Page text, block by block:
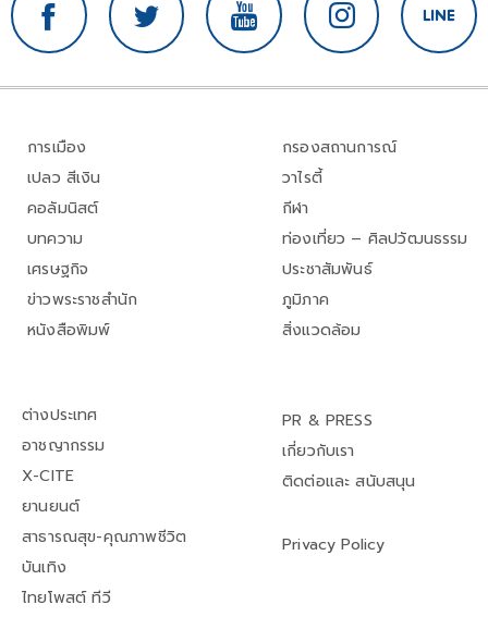
การเมือง
เปลว สีเงิน
คอลัมนิสต์
บทความ
เศรษฐกิจ
ข่าวพระราชสำนัก
หนังสือพิมพ์
กรองสถานการณ์
วาไรตี้
กีฬา
ท่องเที่ยว – ศิลปวัฒนธรรม
ประชาสัมพันธ์
ภูมิภาค
สิ่งแวดล้อม
ต่างประเทศ
อาชญากรรม
X-CITE
ยานยนต์
สาธารณสุข-คุณภาพชีวิต
บันเทิง
ไทยโพสต์ ทีวี
PR & PRESS
เกี่ยวกับเรา
ติดต่อและ สนับสนุน
Privacy Policy